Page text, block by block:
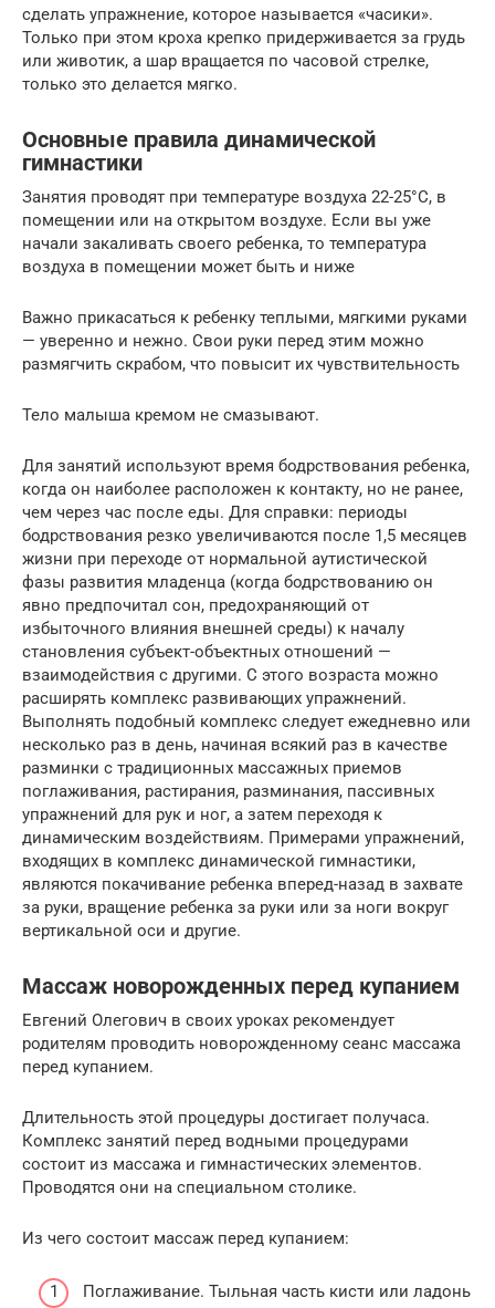
сделать упражнение, которое называется «часики».
Только при этом кроха крепко придерживается за грудь
или животик, а шар вращается по часовой стрелке,
только это делается мягко.
Основные правила динамической
гимнастики
Занятия проводят при температуре воздуха 22-25°С, в
помещении или на открытом воздухе. Если вы уже
начали закаливать своего ребенка, то температура
воздуха в помещении может быть и ниже
Важно прикасаться к ребенку теплыми, мягкими руками
— уверенно и нежно. Свои руки перед этим можно
размягчить скрабом, что повысит их чувствительность
Тело малыша кремом не смазывают.
Для занятий используют время бодрствования ребенка,
когда он наиболее расположен к контакту, но не ранее,
чем через час после еды. Для справки: периоды
бодрствования резко увеличиваются после 1,5 месяцев
жизни при переходе от нормальной аутистической
фазы развития младенца (когда бодрствованию он
явно предпочитал сон, предохраняющий от
избыточного влияния внешней среды) к началу
становления субъект-объектных отношений —
взаимодействия с другими. С этого возраста можно
расширять комплекс развивающих упражнений.
Выполнять подобный комплекс следует ежедневно или
несколько раз в день, начиная всякий раз в качестве
разминки с традиционных массажных приемов
поглаживания, растирания, разминания, пассивных
упражнений для рук и ног, а затем переходя к
динамическим воздействиям. Примерами упражнений,
входящих в комплекс динамической гимнастики,
являются покачивание ребенка вперед-назад в захвате
за руки, вращение ребенка за руки или за ноги вокруг
вертикальной оси и другие.
Массаж новорожденных перед купанием
Евгений Олегович в своих уроках рекомендует
родителям проводить новорожденному сеанс массажа
перед купанием.
Длительность этой процедуры достигает получаса.
Комплекс занятий перед водными процедурами
состоит из массажа и гимнастических элементов.
Проводятся они на специальном столике.
Из чего состоит массаж перед купанием:
Поглаживание. Тыльная часть кисти или ладонь